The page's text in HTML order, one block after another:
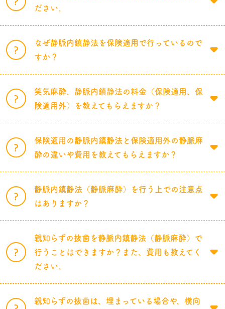
ださい。
なぜ静脈内鎮静法を保険適用で行っているので
すか？
笑気麻酔、静脈内鎮静法の料金（保険適用、保
険適用外）を教えてもらえますか？
保険適用の静脈内鎮静法と保険適用外の静脈麻
酔の違いや費用を教えてもらえますか？
静脈内鎮静法（静脈麻酔）を行う上での注意点
はありますか？
親知らずの抜歯を静脈内鎮静法（静脈麻酔）で
行うことはできますか？また、費用も教えてく
ださい。
親知らずの抜歯は、埋まっている場合や、横向